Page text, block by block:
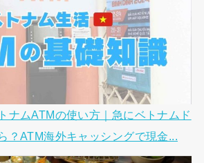
ナムATMの使い方｜急にベトナムド
？ATM海外キャッシングで現金...